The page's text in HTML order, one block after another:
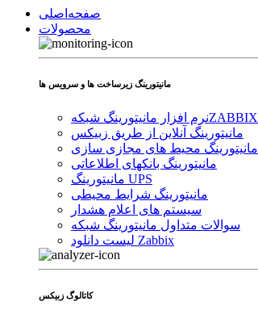
صفحه‌اصلی
محصولات
مانیتورینگ زیرساخت ها و سرویس ها
نرم افزار مانیتورینگ شبکهZABBIX
مانیتورینگ آنلاین از طریق زبیکس
مانیتورینگ محیط های مجازی سازی
مانیتورینگ بانکهای اطلاعاتی
مانیتورینگ UPS
مانیتورینگ شرایط محیطی
سیستم های اعلام هشدار
سوالات متداول مانیتورینگ شبکه
لیست دانلود Zabbix
کاتالوگ زبیکس